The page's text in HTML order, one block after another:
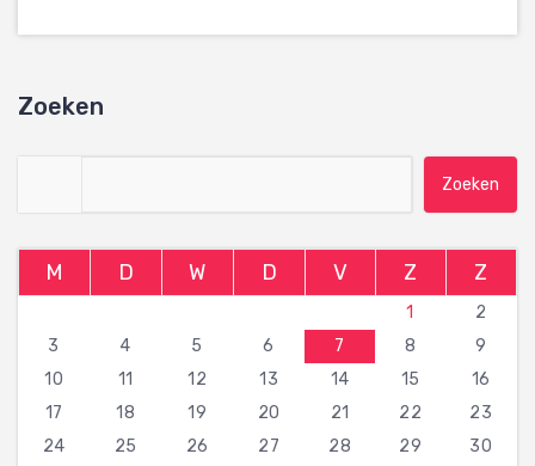
Zoeken
M D W D V Z Z
1
2
3
4 5 6 7 8
9
10
11 12 13 14 15
16
17
18 19 20 21 22
23
24
25 26 27 28 29
30